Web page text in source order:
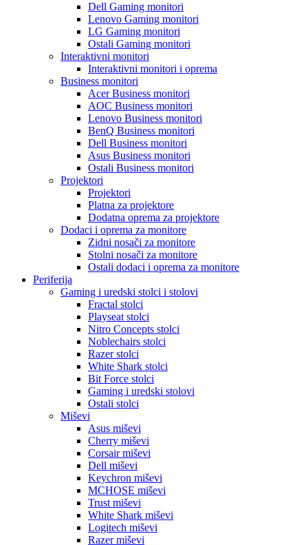
Dell Gaming monitori
Lenovo Gaming monitori
LG Gaming monitori
Ostali Gaming monitori
Interaktivni monitori
Interaktivni monitori i oprema
Business monitori
Acer Business monitori
AOC Business monitori
Lenovo Business monitori
BenQ Business monitori
Dell Business monitori
Asus Business monitori
Ostali Business monitori
Projektori
Projektori
Platna za projektore
Dodatna oprema za projektore
Dodaci i oprema za monitore
Zidni nosači za monitore
Stolni nosači za monitore
Ostali dodaci i oprema za monitore
Periferija
Gaming i uredski stolci i stolovi
Fractal stolci
Playseat stolci
Nitro Concepts stolci
Noblechairs stolci
Razer stolci
White Shark stolci
Bit Force stolci
Gaming i uredski stolovi
Ostali stolci
Miševi
Asus miševi
Cherry miševi
Corsair miševi
Dell miševi
Keychron miševi
MCHOSE miševi
Trust miševi
White Shark miševi
Logitech miševi
Razer miševi